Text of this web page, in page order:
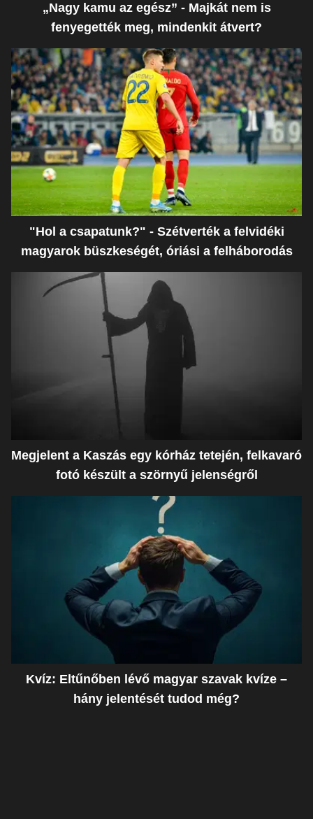
„Nagy kamu az egész” - Majkát nem is
fenyegették meg, mindenkit átvert?
"Hol a csapatunk?" - Szétverték a felvidéki
magyarok büszkeségét, óriási a felháborodás
Megjelent a Kaszás egy kórház tetején, felkavaró
fotó készült a szörnyű jelenségről
Kvíz: Eltűnőben lévő magyar szavak kvíze –
hány jelentését tudod még?